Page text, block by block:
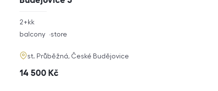
rozměry
2+kk
funkce
balcony store
adresa
st. Průběžná, České Budějovice
cena
14 500 Kč